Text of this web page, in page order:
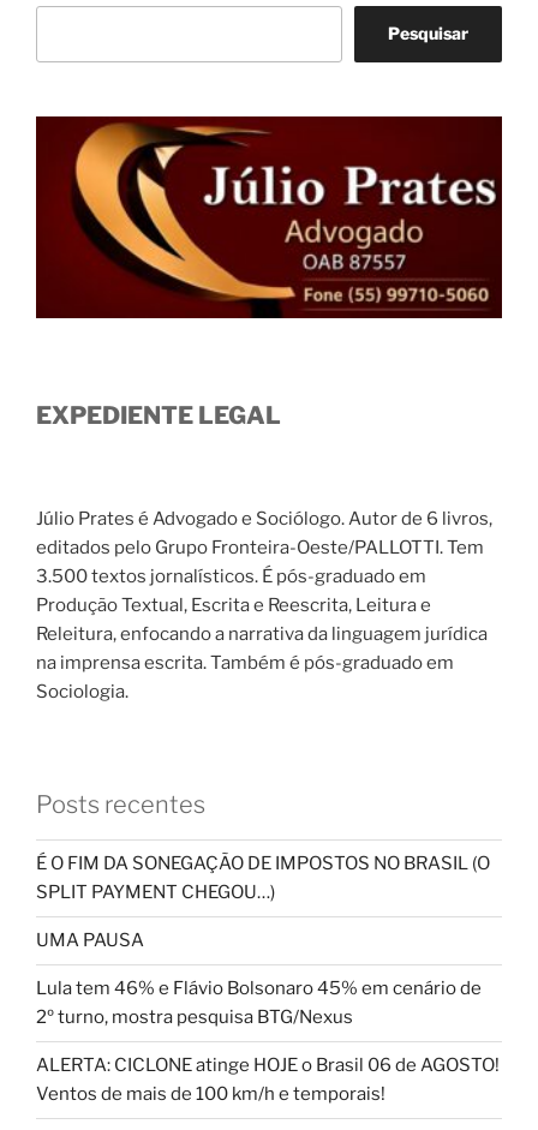
Pesquisar
EXPEDIENTE LEGAL
Júlio Prates é Advogado e Sociólogo. Autor de 6 livros,
editados pelo Grupo Fronteira-Oeste/PALLOTTI. Tem
3.500 textos jornalísticos. É pós-graduado em
Produção Textual, Escrita e Reescrita, Leitura e
Releitura, enfocando a narrativa da linguagem jurídica
na imprensa escrita. Também é pós-graduado em
Sociologia.
Posts recentes
É O FIM DA SONEGAÇÃO DE IMPOSTOS NO BRASIL (O
SPLIT PAYMENT CHEGOU…)
UMA PAUSA
Lula tem 46% e Flávio Bolsonaro 45% em cenário de
2º turno, mostra pesquisa BTG/Nexus
ALERTA: CICLONE atinge HOJE o Brasil 06 de AGOSTO!
Ventos de mais de 100 km/h e temporais!